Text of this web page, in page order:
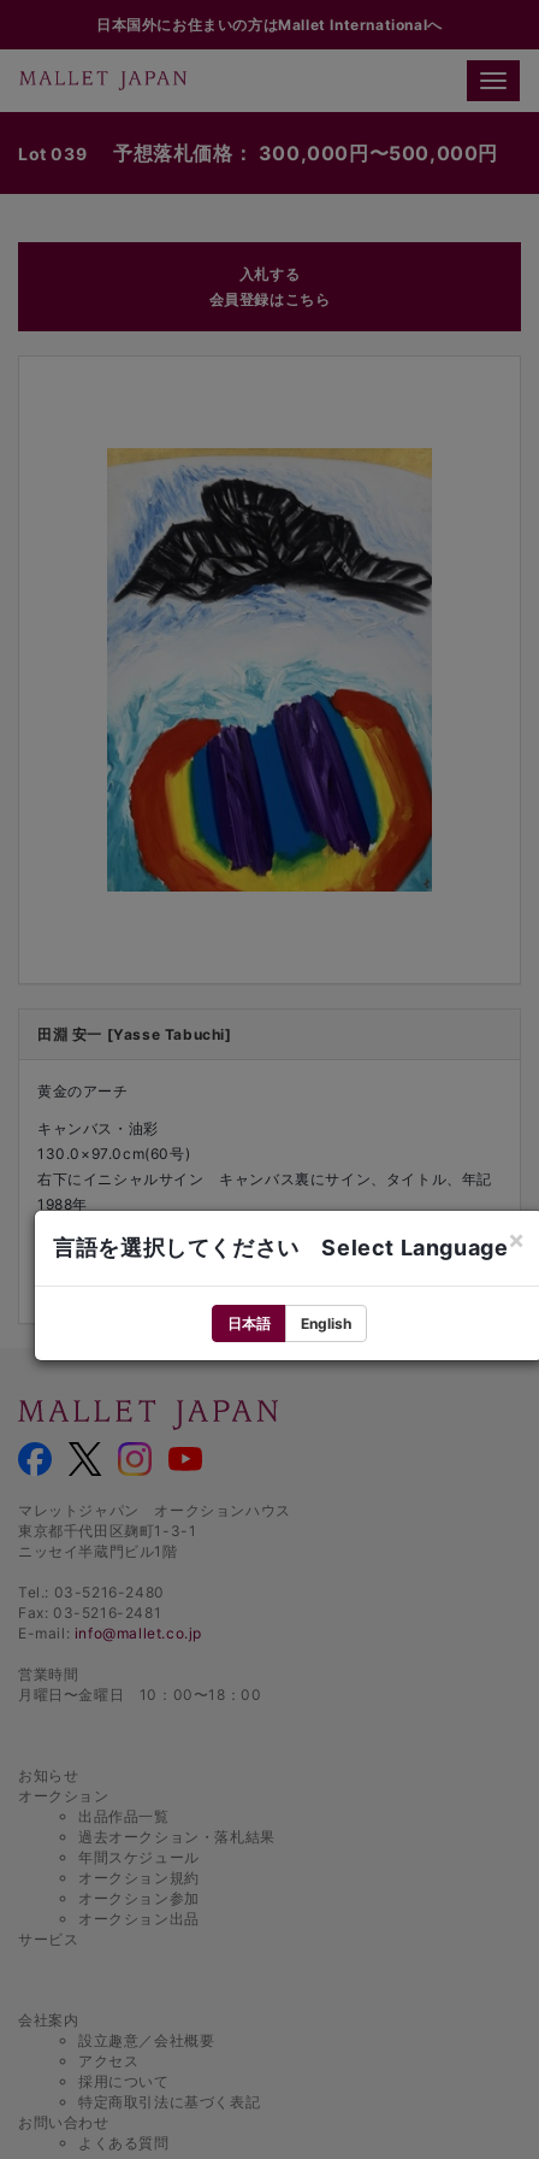
日本国外にお住まいの方はMallet Internationalへ
Toggle
Lot 039 予想落札価格： 300,000円〜500,000円
入札する
会員登録はこちら
田淵 安一 [Yasse Tabuchi]
黄金のアーチ
キャンバス・油彩
130.0×97.0cm(60号)
右下にイニシャルサイン キャンバス裏にサイン、タイトル、年記
1988年
展覧会歴：「Yasse Tabuchi」Galerie Ariel（パリ）1988年12月 -
マレットジャパン オークションハウス
東京都千代田区麹町1-3-1
ニッセイ半蔵門ビル1階
Tel.: 03-5216-2480
Fax: 03-5216-2481
E-mail: info@mallet.co.jp
営業時間
月曜日〜金曜日 10：00〜18：00
お知らせ
オークション
出品作品一覧
過去オークション・落札結果
年間スケジュール
オークション規約
オークション参加
オークション出品
サービス
会社案内
設立趣意／会社概要
アクセス
採用について
特定商取引法に基づく表記
お問い合わせ
よくある質問
言語を選択してください Select Language×
日本語 English